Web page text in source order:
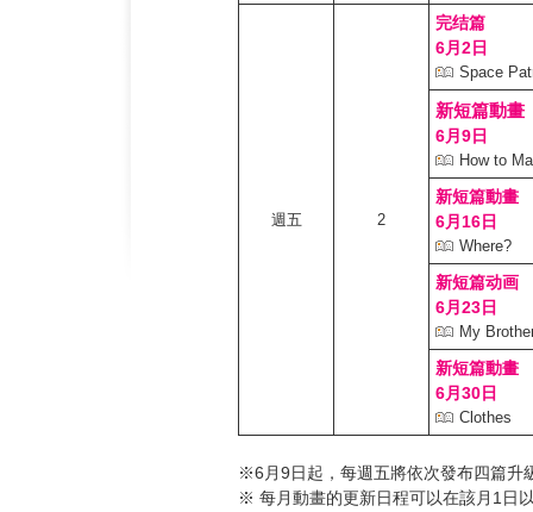
週五 2
完结篇
6月2日
Space
新短篇動畫
6月9日
How to
新短篇動畫
6月16日
Where?
新短篇动画
6月23日
My
新短篇動畫
6月30日
Clothes
※6月9日起，每週五將依次發布四篇升
※ 每月動畫的更新日程可以在該月1日